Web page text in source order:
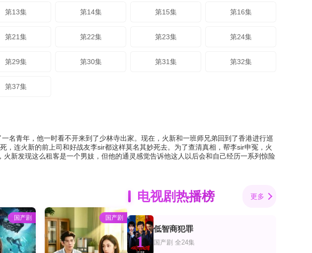
第13集 第14集 第15集 第16集
第21集 第22集 第23集 第24集
第29集 第30集 第31集 第32集
第37集
名青年，他一时看不开来到了少林寺出家。现在，火新和一班师兄弟回到了香港进行巡
连火新的前上司和好战友李sir都这样莫名其妙死去。为了查清真相，帮李sir申冤，火
新发现这么租客是一个男妓，但他的通灵感觉告诉他这人以后会和自己经历一系列惊险
国产剧 国产剧
电视剧热播榜 更多
1
低智商犯罪
国产剧 全24集